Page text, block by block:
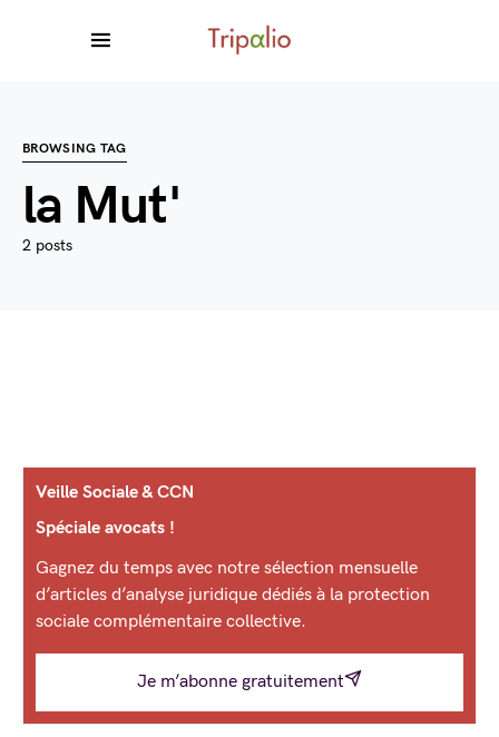
BROWSING TAG
la Mut'
2 posts
Veille Sociale & CCN
Spéciale avocats !
Gagnez du temps avec notre sélection mensuelle
d’articles d’analyse juridique dédiés à la protection
sociale complémentaire collective.
Je m’abonne gratuitement